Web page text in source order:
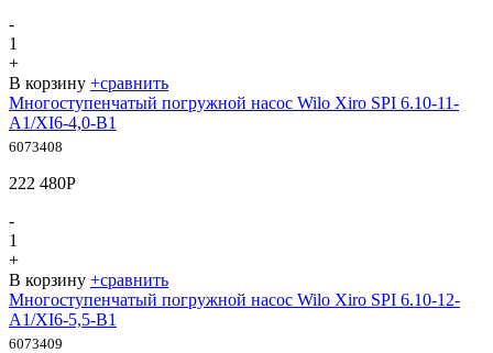
-
1
+
В корзину +сравнить
Многоступенчатый погружной насос Wilo Xiro SPI 6.10-11-
A1/XI6-4,0-B1
6073408
222 480Р
-
1
+
В корзину +сравнить
Многоступенчатый погружной насос Wilo Xiro SPI 6.10-12-
A1/XI6-5,5-B1
6073409